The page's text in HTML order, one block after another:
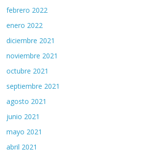
febrero 2022
enero 2022
diciembre 2021
noviembre 2021
octubre 2021
septiembre 2021
agosto 2021
junio 2021
mayo 2021
abril 2021